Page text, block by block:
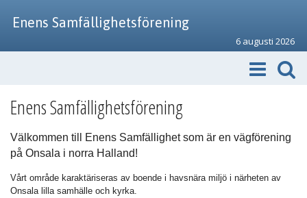
Enens Samfällighetsförening
6 augusti 2026
Enens Samfällighetsförening
Välkommen till Enens Samfällighet som är en vägförening
på Onsala i norra Halland!
Vårt område karaktäriseras av boende i havsnära miljö i närheten av
Onsala lilla samhälle och kyrka.